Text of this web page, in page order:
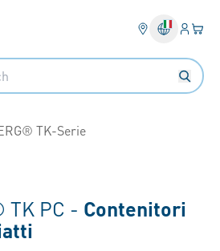
Login
Il
TK-Serie
TK PC - Contenitori